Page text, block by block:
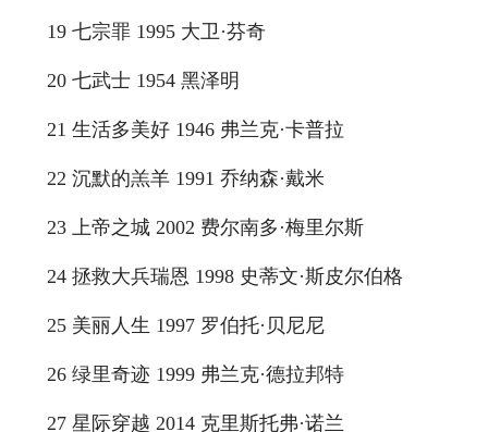
19 七宗罪 1995 大卫·芬奇
20 七武士 1954 黑泽明
21 生活多美好 1946 弗兰克·卡普拉
22 沉默的羔羊 1991 乔纳森·戴米
23 上帝之城 2002 费尔南多·梅里尔斯
24 拯救大兵瑞恩 1998 史蒂文·斯皮尔伯格
25 美丽人生 1997 罗伯托·贝尼尼
26 绿里奇迹 1999 弗兰克·德拉邦特
27 星际穿越 2014 克里斯托弗·诺兰